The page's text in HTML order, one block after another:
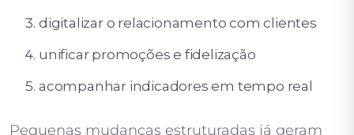
digitalizar o relacionamento com clientes
unificar promoções e fidelização
acompanhar indicadores em tempo real
Pequenas mudanças estruturadas já geram